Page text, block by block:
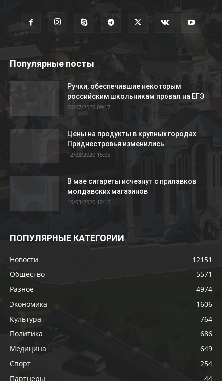
Популярные посты
Ручки, обеспечившие некоторым
российским школьникам провал на ЕГЭ
06/07/2020 09:17
Цены на продукты в крупных городах
Приднестровья изменились
12/03/2020 15:05
В мае сигареты исчезнут с прилавков
молдавских магазинов
10/03/2020 12:16
ПОПУЛЯРНЫЕ КАТЕГОРИИ
Новости
12151
Общество
5571
Разное
4974
Экономика
1606
Культура
764
Политика
686
Медицина
649
Спорт
254
Партнеры
44